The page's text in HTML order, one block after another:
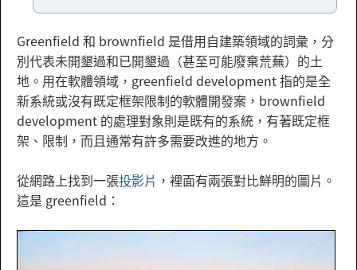
Greenfield 和 brownfield 是借用自建築領域的詞彙，分
別代表未開墾過和已開墾過（甚至可能廢棄荒蕪）的土
地。用在軟體領域，greenfield development 指的是全
新系統或沒有既定框架限制的軟體開發案，brownfield
development 的處理對象則是既有的系統，有著既定框
架、限制，而且通常有許多需要改進的地方。
從網路上找到一張投影片 ，裡面有兩張對比鮮明的圖片。
這是 greenfield：